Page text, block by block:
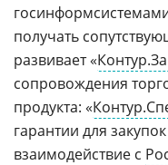
получать
развивает «
сопровождения
продукта: «
гарантии для
взаимодействие с